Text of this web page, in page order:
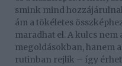
smink mind
ám a tökéletes
maradhat el. A kulcs nem
megoldásokban, hanem
rutinban rejlik – így